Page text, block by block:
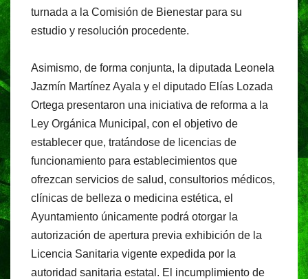
turnada a la Comisión de Bienestar para su
estudio y resolución procedente.
Asimismo, de forma conjunta, la diputada Leonela
Jazmín Martínez Ayala y el diputado Elías Lozada
Ortega presentaron una iniciativa de reforma a la
Ley Orgánica Municipal, con el objetivo de
establecer que, tratándose de licencias de
funcionamiento para establecimientos que
ofrezcan servicios de salud, consultorios médicos,
clínicas de belleza o medicina estética, el
Ayuntamiento únicamente podrá otorgar la
autorización de apertura previa exhibición de la
Licencia Sanitaria vigente expedida por la
autoridad sanitaria estatal. El incumplimiento de